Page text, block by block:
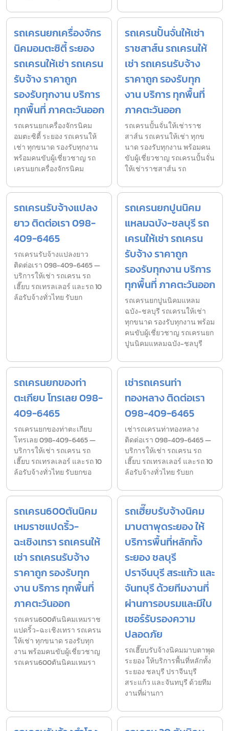
รถเครนยกเครื่องจักร
นิคมอมตะซิตี้ ระยอง
รถเครนให้เช่า รถเครน
รับจ้าง ราคาถูก
รองรับทุกงาน บริการ
ทุกพื้นที่ ภาคตะวันออก
รถเครนยกเครื่องจักรนิคม
อมตะซิตี้ ระยอง รถเครนให้
เช่า ทุกขนาด รองรับทุกงาน
พร้อมคนขับผู้เชี่ยวชาญ รถ
เครนยกเครื่องจักรนิคม
รถเครนปั้นจั่นให้เช่า
ราชสาส์น รถเครนให้
เช่า รถเครนรับจ้าง
ราคาถูก รองรับทุก
งาน บริการ ทุกพื้นที่
ภาคตะวันออก
รถเครนปั้นจั่นให้เช่าราช
สาส์น รถเครนให้เช่า ทุกข
นาด รองรับทุกงาน พร้อมคน
ขับผู้เชี่ยวชาญ รถเครนปั้นจั่น
ให้เช่าราชสาส์น รถ
รถเครนรับจ้างแปลง
ยาว ติดต่อเรา 098-
409-6465
รถเครนรับจ้างแปลงยาว
ติดต่อเรา 098-409-6465 —
บริการให้เช่า รถเครน รถ
เฮี๊ยบ รถเทรลเลอร์ และรถ 10
ล้อรับจ้างทั่วไทย รับยก
รถเครนยกปูนนิคม
แหลมฉบัง-ชลบุรี รถ
เครนให้เช่า รถเครน
รับจ้าง ราคาถูก
รองรับทุกงาน บริการ
ทุกพื้นที่ ภาคตะวันออก
รถเครนยกปูนนิคมแหลม
ฉบัง-ชลบุรี รถเครนให้เช่า
ทุกขนาด รองรับทุกงาน พร้อม
คนขับผู้เชี่ยวชาญ รถเครนยก
ปูนนิคมแหลมฉบัง-ชลบุรี
รถเครนยกของท่า
ตะเกียบ โทรเลย 098-
409-6465
รถเครนยกของท่าตะเกียบ
โทรเลย 098-409-6465 —
บริการให้เช่า รถเครน รถ
เฮี๊ยบ รถเทรลเลอร์ และรถ 10
ล้อรับจ้างทั่วไทย รับยกขอ
เช่ารถเครนท่า
ทองหลาง ติดต่อเรา
098-409-6465
เช่ารถเครนท่าทองหลาง
ติดต่อเรา 098-409-6465 —
บริการให้เช่า รถเครน รถ
เฮี๊ยบ รถเทรลเลอร์ และรถ 10
ล้อรับจ้างทั่วไทย รับยก
รถเครน600ตันนิคม
เหมราชแปดริ้ว-
ฉะเชิงเทรา รถเครนให้
เช่า รถเครนรับจ้าง
ราคาถูก รองรับทุก
งาน บริการ ทุกพื้นที่
ภาคตะวันออก
รถเครน600ตันนิคมเหมราช
แปดริ้ว-ฉะเชิงเทรา รถเครน
ให้เช่า ทุกขนาด รองรับทุก
งาน พร้อมคนขับผู้เชี่ยวชาญ
รถเครน600ตันนิคมเหมรา
รถเฮี๊ยบรับจ้างนิคม
มาบตาพุดระยอง ให้
บริการพื้นที่หลักทั้ง
ระยอง ชลบุรี
ปราจีนบุรี สระแก้ว และ
จันทบุรี ด้วยทีมงานที่
ผ่านการอบรมและมีใบ
เซอร์รับรองความ
ปลอดภัย
รถเฮี๊ยบรับจ้างนิคมมาบตาพุด
ระยอง ให้บริการพื้นที่หลักทั้ง
ระยอง ชลบุรี ปราจีนบุรี
สระแก้ว และจันทบุรี ด้วยทีม
งานที่ผ่านกา